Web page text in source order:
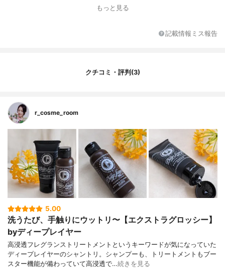
イルサルコシンNa、コカミドメチルMEA、
ル)、シクロヘキサンー1、4ージカルボン酸
オタニウムー47、塩化Na、PEGー40水添ヒ
コンディショナーの全成
分
ド、DPG、パルミチン酸エチルへキシル、
ラウロイルグルタミン酸ジ(フィトステリル/
オクチルドデシル)、シクロヘキサンー1、4
ージカルボン酸ビスエトキシジグリコー
ル、加水分解ケラチン(羽毛)、セバシン酸ジ
エチル、加水分解ヒアルロン酸、ラノリン
脂肪酸、ジヒドロキシプロピルアルギニンH
CI、センニンコク種子エキス、加水分解コ
ムクロリド、ステアリン酸グリセリル、ア
エン酸Na、イソプロパノール、BG、フェノ
キシエタノール、香料
もっと見る
記載情報ミス報告
クチコミ・評判(3)
r_cosme_room
5.00
洗うたび、手触りにウットリ〜【エクストラグロッシー】
byディープレイヤー
高浸透フレグランストリートメントというキーワードが気になっていた
ディープレイヤーのシャントリ。シャンプーも、トリートメントもブー
スター機能が備わっていて高浸透で…続きを見る